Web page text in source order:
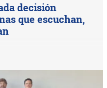
decisión
que escuchan,